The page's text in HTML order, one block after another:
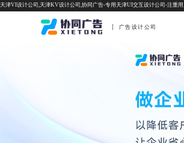
天津VI设计公司,天津KV设计公司,协同广告-专用天津UI交互设计公司-注重
广告设计公司